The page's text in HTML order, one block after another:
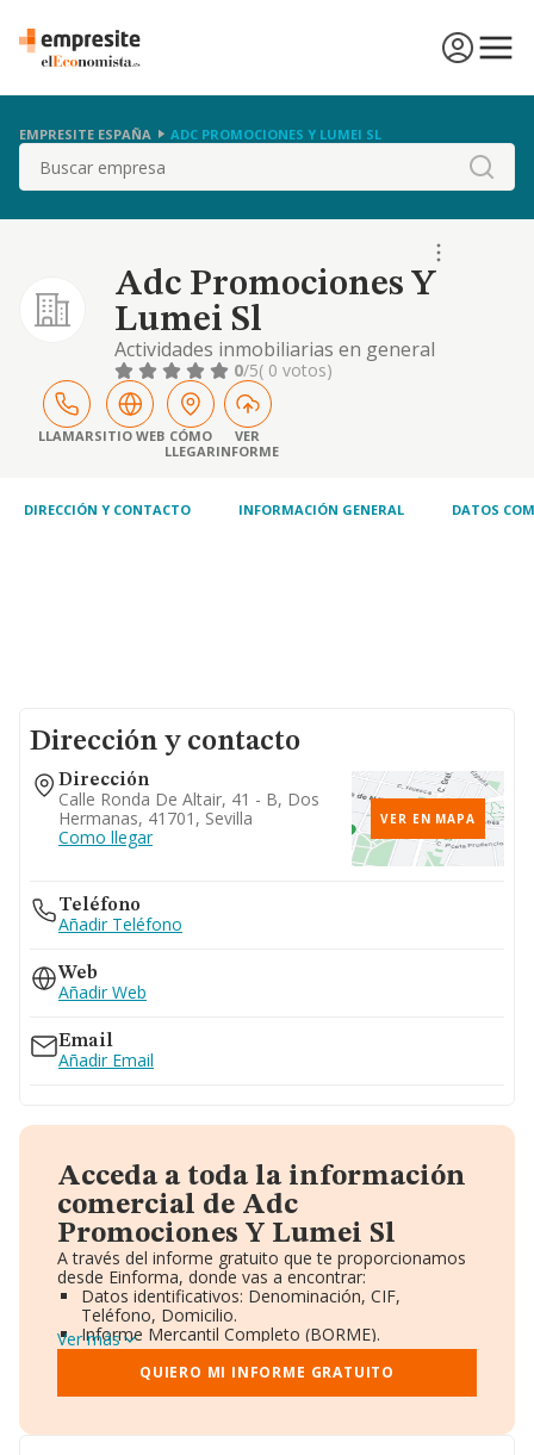
EMPRESITE ESPAÑA ADC PROMOCIONES Y LUMEI SL
Buscar
Adc Promociones Y
Lumei Sl
Actividades inmobiliarias en general
0/5( 0 votos)
LLAMARSITIO WEB CÓMO
LLEGAR
VER
INFORME
DIRECCIÓN Y CONTACTO INFORMACIÓN GENERAL DATOS
Dirección y contacto
Dirección
Calle Ronda De Altair, 41 - B, Dos
Hermanas, 41701, Sevilla
Como llegar
VER EN MAPA
Teléfono
Añadir Teléfono
Web
Añadir Web
Email
Añadir Email
Acceda a toda la información
comercial de Adc
Promociones Y Lumei Sl
A través del informe gratuito que te proporcionamos
desde Einforma, donde vas a encontrar:
Datos identificativos: Denominación, CIF,
Teléfono, Domicilio.
Informe Mercantil Completo (BORME).
Gráficos de Evolución Ventas y Empleados.
Consejo de Administración y Administradores.
Directivos y Ejecutivos.
Ver más
QUIERO MI INFORME GRATUITO